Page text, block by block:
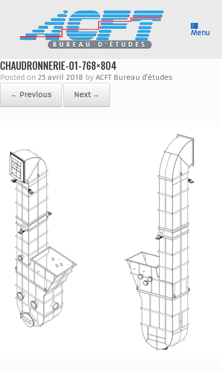
Menu
CHAUDRONNERIE-01-768×804
Posted on 25 avril 2018 by ACFT Bureau d'études
← Previous
Next →